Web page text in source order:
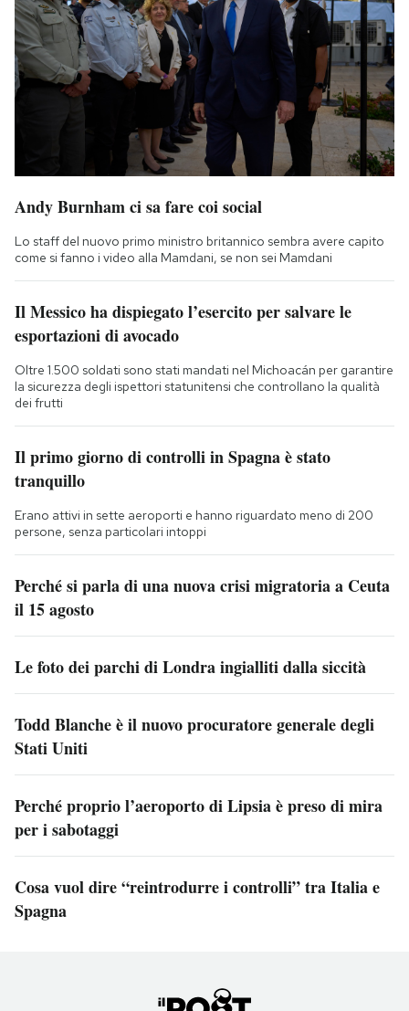
Andy Burnham ci sa fare coi social
Lo staff del nuovo primo ministro britannico sembra avere capito
come si fanno i video alla Mamdani, se non sei Mamdani
Il Messico ha dispiegato l’esercito per salvare le
esportazioni di avocado
Oltre 1.500 soldati sono stati mandati nel Michoacán per garantire
la sicurezza degli ispettori statunitensi che controllano la qualità
dei frutti
Il primo giorno di controlli in Spagna è stato
tranquillo
Erano attivi in sette aeroporti e hanno riguardato meno di 200
persone, senza particolari intoppi
Perché si parla di una nuova crisi migratoria a Ceuta
il 15 agosto
Le foto dei parchi di Londra ingialliti dalla siccità
Todd Blanche è il nuovo procuratore generale degli
Stati Uniti
Perché proprio l’aeroporto di Lipsia è preso di mira
per i sabotaggi
Cosa vuol dire “reintrodurre i controlli” tra Italia e
Spagna